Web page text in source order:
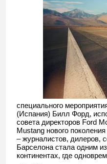
специального
(Испания) Билл Форд,
совета директоров Ford
Mustang нового
– журналистов, дилеров,
Барселона стала одним
континентах, где